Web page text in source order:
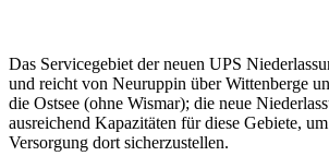
Das Servicegebiet der neuen UPS
und reicht von Neuruppin über Wittenberge
die Ostsee (ohne Wismar); die neue
ausreichend Kapazitäten für diese Gebiete,
Versorgung dort sicherzustellen.